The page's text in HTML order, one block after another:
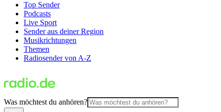
Top Sender
Podcasts
Live Sport
Sender aus deiner Region
Musikrichtungen
Themen
Radiosender von A-Z
Was möchtest du anhören?